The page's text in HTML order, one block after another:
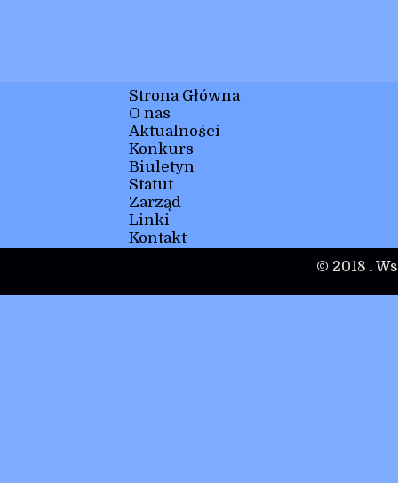
© 2018 .
Strona Główna
O nas
Aktualności
Konkurs
Biuletyn
Statut
Zarząd
Linki
Kontakt